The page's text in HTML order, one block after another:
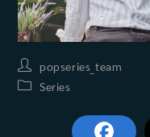
Post
author:
popseries_team
PostSeries